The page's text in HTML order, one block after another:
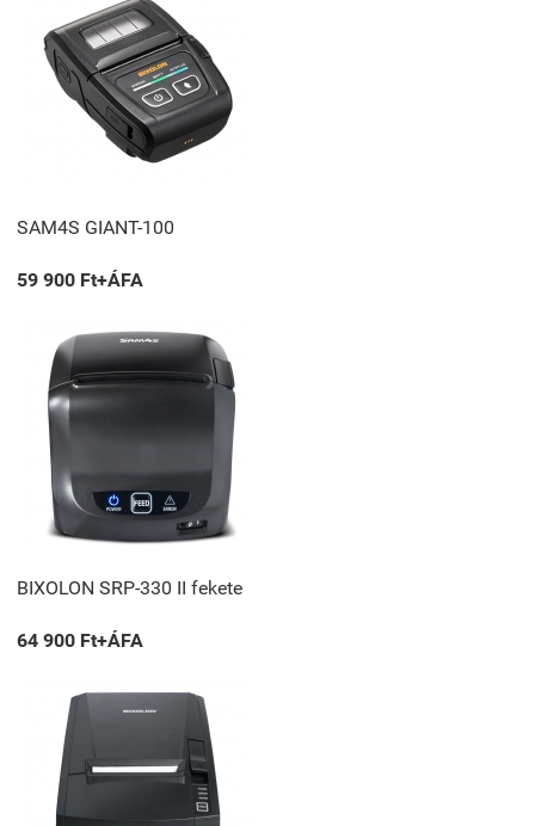
SAM4S GIANT-100
59 900 Ft+ÁFA
BIXOLON SRP-330 II fekete
64 900 Ft+ÁFA